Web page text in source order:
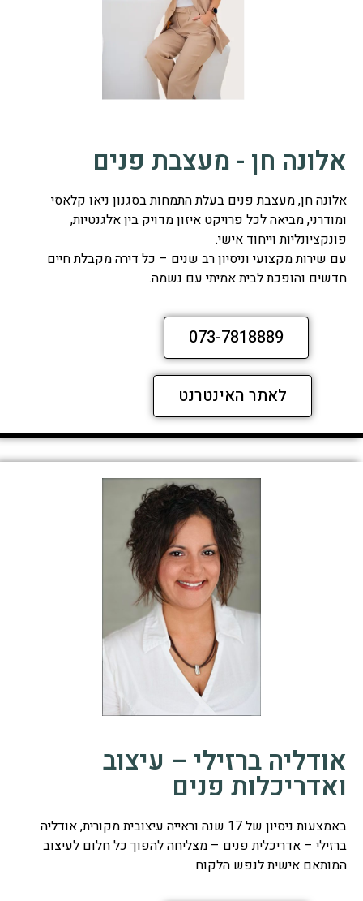
אלונה חן - מעצבת פנים
אלונה חן, מעצבת פנים בעלת התמחות בסגנון ניאו קלאסי
ומודרני, מביאה לכל פרויקט איזון מדויק בין אלגנטיות,
פונקציונליות וייחוד אישי.
עם שירות מקצועי וניסיון רב שנים – כל דירה מקבלת חיים
חדשים והופכת לבית אמיתי עם נשמה.
073-7818889
לאתר האינטרנט
אודליה ברזילי – עיצוב
ואדריכלות פנים
באמצעות ניסיון של 17 שנה וראייה עיצובית מקורית, אודליה
ברזילי – אדריכלית פנים – מצליחה להפוך כל חלום לעיצוב
המותאם אישית לנפש הלקוח.